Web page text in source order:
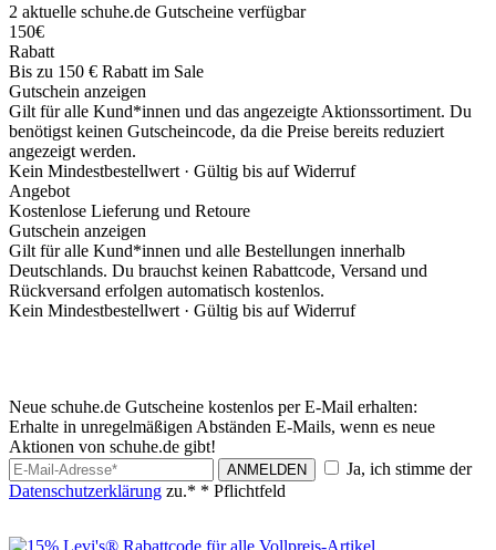
2 aktuelle schuhe.de Gutscheine verfügbar
150€
Rabatt
Bis zu 150 € Rabatt im Sale
Gutschein anzeigen
Gilt für alle Kund*innen und das angezeigte Aktionssortiment. Du
benötigst keinen Gutscheincode, da die Preise bereits reduziert
angezeigt werden.
Kein Mindestbestellwert · Gültig bis auf Widerruf
Angebot
Kostenlose Lieferung und Retoure
Gutschein anzeigen
Gilt für alle Kund*innen und alle Bestellungen innerhalb
Deutschlands. Du brauchst keinen Rabattcode, Versand und
Rückversand erfolgen automatisch kostenlos.
Kein Mindestbestellwert · Gültig bis auf Widerruf
Neue schuhe.de Gutscheine kostenlos per E-Mail erhalten:
Erhalte in unregelmäßigen Abständen E-Mails, wenn es neue
Aktionen von schuhe.de gibt!
ANMELDEN
Ja, ich stimme der
Datenschutzerklärung zu.* * Pflichtfeld